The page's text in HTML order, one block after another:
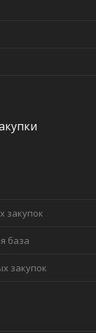
закупок
база
закупок